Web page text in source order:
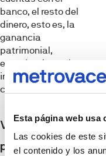
Esta página web usa
Las cookies de este
el contenido y los
banco, el resto del
dinero, esto es, la
ganancia
patrimonial,
estará sujeta a los
impuestos
correspondientes.
Vender la casa
por menos de lo